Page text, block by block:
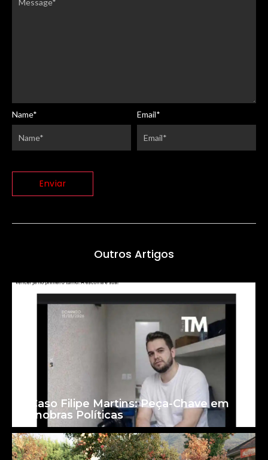
Name* Email*
Outros Artigos
O Caso Filipe Martins: Peça-Chave em
Manobras Políticas